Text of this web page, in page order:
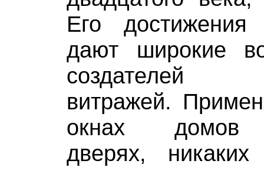
Его
дают широкие
создателей
витражей.
окнах домов
дверях,